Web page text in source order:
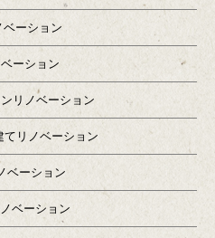
ーション
ーション
リノベーション
リノベーション
ベーション
ベーション